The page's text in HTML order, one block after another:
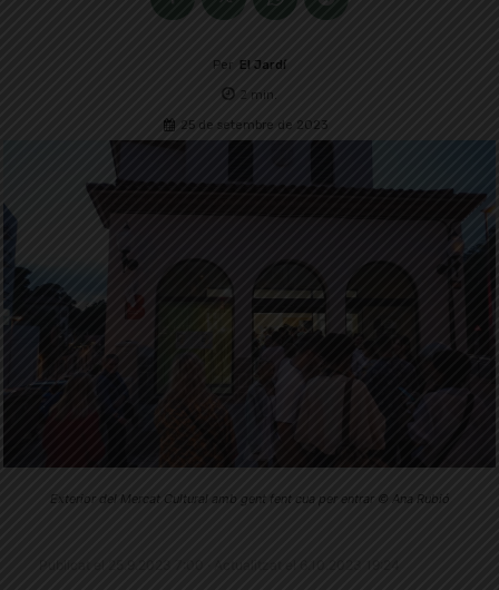
Per El Jardí
2 min.
25 de setembre de 2023
Exterior del Mercat Cultural amb gent fent cua per entrar © Ana Rubió